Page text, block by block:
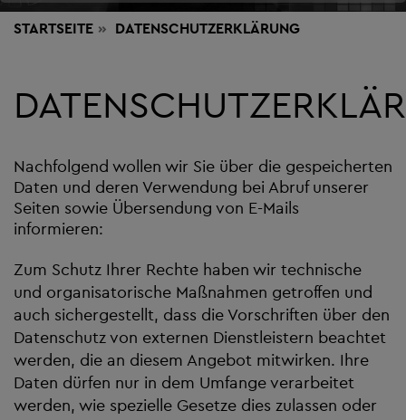
STARTSEITE DATENSCHUTZERKLÄRUNG
Nachfolgend wollen wir Sie über die gespeicherten
Daten und deren Verwendung bei Abruf unserer
Seiten sowie Übersendung von E-Mails
informieren:
Zum Schutz Ihrer Rechte haben wir technische
und organisatorische Maßnahmen getroffen und
auch sichergestellt, dass die Vorschriften über den
Datenschutz von externen Dienstleistern beachtet
werden, die an diesem Angebot mitwirken. Ihre
Daten dürfen nur in dem Umfange verarbeitet
werden, wie spezielle Gesetze dies zulassen oder